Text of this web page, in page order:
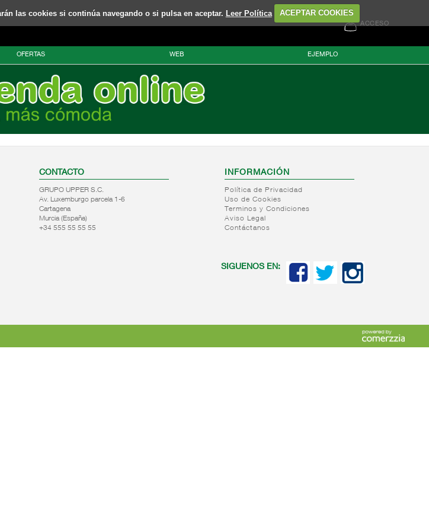
las cookies si continúa navegando o si pulsa en aceptar. Leer Política ACEPTAR COOKIES
ACCESO
OFERTAS WEB EJEMPLO
CONTACTO
GRUPO UPPER S.C.
Av. Luxemburgo parcela 1-6
Cartagena
Murcia (España)
+34 555 55 55 55
INFORMACIÓN
Política de Privacidad
Uso de Cookies
Terminos y Condiciones
Aviso Legal
Contáctanos
SIGUENOS EN: